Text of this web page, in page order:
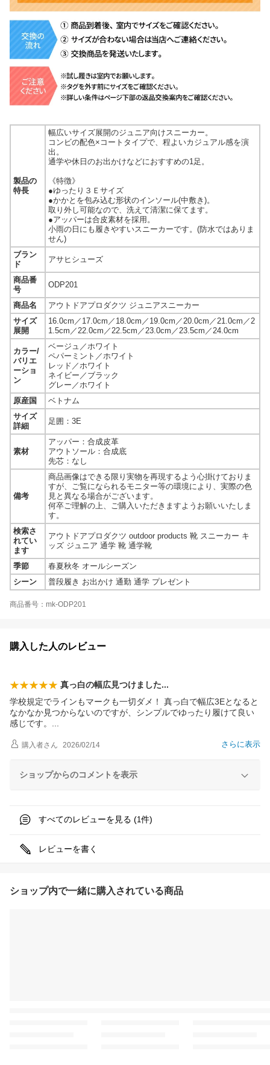
製品の
特長
幅広いサイズ展開のジュニア向けスニーカー。
コンビの配色×コートタイプで、程よいカジュアル感を演
出。
通学や休日のお出かけなどにおすすめの1足。
《特徴》
●ゆったり３Ｅサイズ
●かかとを包み込む形状のインソール(中敷き)。
取り外し可能なので、洗えて清潔に保てます。
●アッパーは合皮素材を採用。
小雨の日にも履きやすいスニーカーです。(防水ではありま
せん)
ブラン
ド
アサヒシューズ
商品番
号
ODP201
商品名
アウトドアプロダクツ ジュニアスニーカー
サイズ
展開
16.0cm／17.0cm／18.0cm／19.0cm／20.0cm／21.0cm／2
1.5cm／22.0cm／22.5cm／23.0cm／23.5cm／24.0cm
カラー/
バリエ
ーショ
ン
ベージュ／ホワイト
ペパーミント／ホワイト
レッド／ホワイト
ネイビー／ブラック
グレー／ホワイト
原産国
ベトナム
サイズ
詳細
足囲：3E
素材
アッパー：合成皮革
アウトソール：合成底
先芯：なし
備考
商品画像はできる限り実物を再現するよう心掛けておりま
すが、ご覧になられるモニター等の環境により、実際の色
見と異なる場合がございます。
何卒ご理解の上、ご購入いただきますようお願いいたしま
す。
検索さ
れてい
ます
アウトドアプロダクツ outdoor products 靴 スニーカー キ
ッズ ジュニア 通学 靴 通学靴
季節
春夏秋冬 オールシーズン
シーン
普段履き お出かけ 通勤 通学 プレゼント
商品番号：mk-ODP201
購入した人のレビュー
真っ白の幅広見つけました
学校規定でラインもマークも一切ダメ！ 真っ白で幅広3Eとなると
なかなか見つからないのですが、シンプルでゆったり履けて良い
感じです。
さらに表示
購入者さん 2026/02/14
ショップからのコメントを表示
すべてのレビューを見る (1件)
レビューを書く
ショップ内で一緒に購入されている商品